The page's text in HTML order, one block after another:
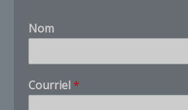
Nom
d
e
Courriel *